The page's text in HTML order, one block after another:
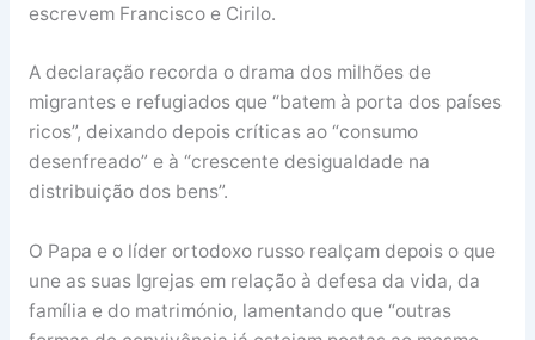
escrevem Francisco e Cirilo.
A declaração recorda o drama dos milhões de
migrantes e refugiados que “batem à porta dos países
ricos”, deixando depois críticas ao “consumo
desenfreado” e à “crescente desigualdade na
distribuição dos bens”.
O Papa e o líder ortodoxo russo realçam depois o que
une as suas Igrejas em relação à defesa da vida, da
família e do matrimónio, lamentando que “outras